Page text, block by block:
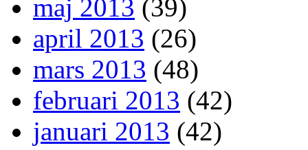
maj 2013 (39)
april 2013 (26)
mars 2013 (48)
februari 2013 (42)
januari 2013 (42)